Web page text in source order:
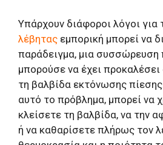
Υπάρχουν διάφοροι λόγοι
λέβητας εμπορική μπορεί να
παράδειγμα, μια συσσώρευση
μπορούσε να έχει
τη βαλβίδα εκτόνωσης
αυτό το πρόβλημα, μπορεί να
κλείσετε τη βαλβίδα, να την
ή να καθαρίσετε πλήρως τον